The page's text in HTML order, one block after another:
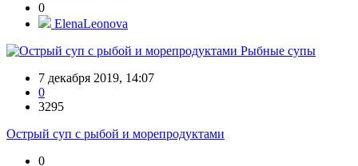
0
ElenaLeonova
Рыбные супы
7 декабря 2019, 14:07
0
3295
Острый суп с рыбой и морепродуктами
0